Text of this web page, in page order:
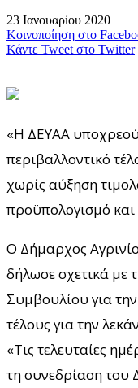
23 Ιανουαρίου 2020
Κοινοποίηση στο
Κάντε Tweet στο Twitter
«Η ΔΕΥΑΑ
περιβαλλοντικό
χωρίς αύξηση
προϋπολογισμό και
Ο Δήμαρχος
δήλωσε σχετικά με
Συμβουλίου για
τέλους για την
«Τις τελευταίες
τη συνεδρίαση του